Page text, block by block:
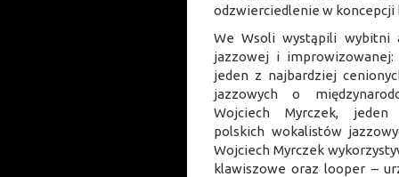
odzwierciedlenie w koncepcji
We Wsoli wystąpili wybitni
jazzowej i improwizowanej:
jeden z najbardziej
jazzowych o
Wojciech Myrczek, jeden
polskich wokalistów
Wojciech Myrczek
klawiszowe oraz looper –